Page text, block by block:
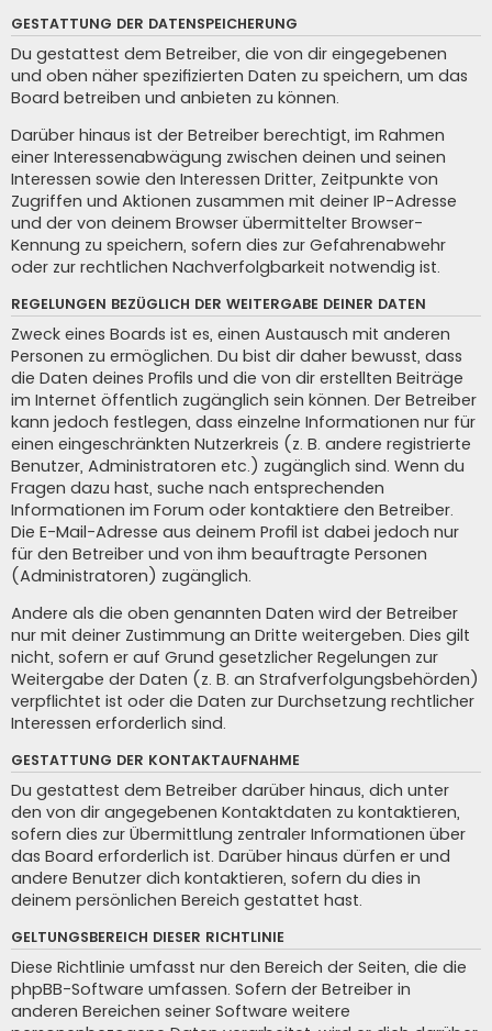
GESTATTUNG DER DATENSPEICHERUNG
Du gestattest dem Betreiber, die von dir eingegebenen
und oben näher spezifizierten Daten zu speichern, um das
Board betreiben und anbieten zu können.
Darüber hinaus ist der Betreiber berechtigt, im Rahmen
einer Interessenabwägung zwischen deinen und seinen
Interessen sowie den Interessen Dritter, Zeitpunkte von
Zugriffen und Aktionen zusammen mit deiner IP-Adresse
und der von deinem Browser übermittelter Browser-
Kennung zu speichern, sofern dies zur Gefahrenabwehr
oder zur rechtlichen Nachverfolgbarkeit notwendig ist.
REGELUNGEN BEZÜGLICH DER WEITERGABE DEINER DATEN
Zweck eines Boards ist es, einen Austausch mit anderen
Personen zu ermöglichen. Du bist dir daher bewusst, dass
die Daten deines Profils und die von dir erstellten Beiträge
im Internet öffentlich zugänglich sein können. Der Betreiber
kann jedoch festlegen, dass einzelne Informationen nur für
einen eingeschränkten Nutzerkreis (z. B. andere registrierte
Benutzer, Administratoren etc.) zugänglich sind. Wenn du
Fragen dazu hast, suche nach entsprechenden
Informationen im Forum oder kontaktiere den Betreiber.
Die E-Mail-Adresse aus deinem Profil ist dabei jedoch nur
für den Betreiber und von ihm beauftragte Personen
(Administratoren) zugänglich.
Andere als die oben genannten Daten wird der Betreiber
nur mit deiner Zustimmung an Dritte weitergeben. Dies gilt
nicht, sofern er auf Grund gesetzlicher Regelungen zur
Weitergabe der Daten (z. B. an Strafverfolgungsbehörden)
verpflichtet ist oder die Daten zur Durchsetzung rechtlicher
Interessen erforderlich sind.
GESTATTUNG DER KONTAKTAUFNAHME
Du gestattest dem Betreiber darüber hinaus, dich unter
den von dir angegebenen Kontaktdaten zu kontaktieren,
sofern dies zur Übermittlung zentraler Informationen über
das Board erforderlich ist. Darüber hinaus dürfen er und
andere Benutzer dich kontaktieren, sofern du dies in
deinem persönlichen Bereich gestattet hast.
GELTUNGSBEREICH DIESER RICHTLINIE
Diese Richtlinie umfasst nur den Bereich der Seiten, die die
phpBB-Software umfassen. Sofern der Betreiber in
anderen Bereichen seiner Software weitere